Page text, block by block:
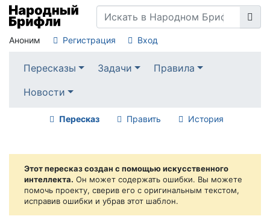
Аноним Регистрация Вход
Пересказы Задачи
Правила
Новости
Пересказ Править История
Этот пересказ создан с помощью искусственного
интеллекта. Он может содержать ошибки. Вы можете
помочь проекту, сверив его с оригинальным текстом,
исправив ошибки и убрав этот шаблон.